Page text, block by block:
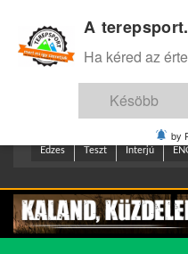
Edzes Teszt Interjú
A
Ha kéred az
Késöbb
by